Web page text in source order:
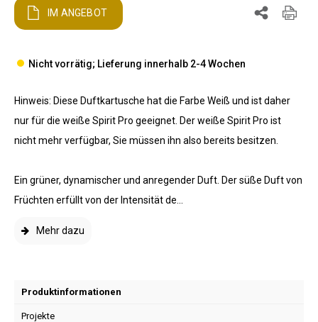
IM ANGEBOT
Nicht vorrätig; Lieferung innerhalb 2-4 Wochen
Hinweis: Diese Duftkartusche hat die Farbe Weiß und ist daher
nur für die weiße Spirit Pro geeignet. Der weiße Spirit Pro ist
nicht mehr verfügbar, Sie müssen ihn also bereits besitzen.
Ein grüner, dynamischer und anregender Duft. Der süße Duft von
Früchten erfüllt von der Intensität de...
Mehr dazu
Produktinformationen
Projekte